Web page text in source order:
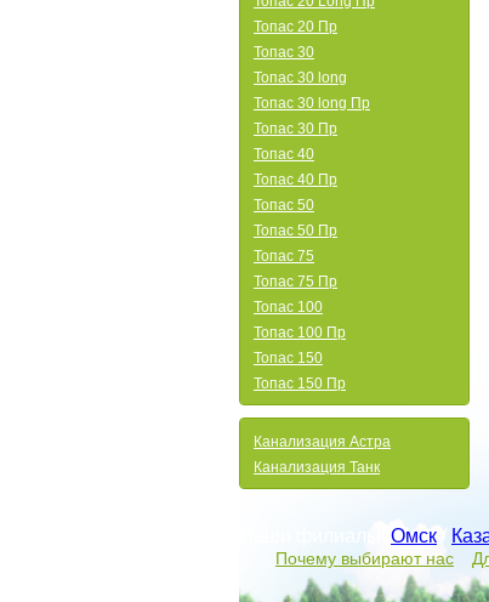
Топас 20 Пр
Топас 30
Топас 30 long
Топас 30 long Пр
Топас 30 Пр
Топас 40
Топас 40 Пр
Топас 50
Топас 50 Пр
Топас 75
Топас 75 Пр
Топас 100
Топас 100 Пр
Топас 150
Топас 150 Пр
Канализация Астра
Канализация Танк
Омск /
Почему выбирают нас